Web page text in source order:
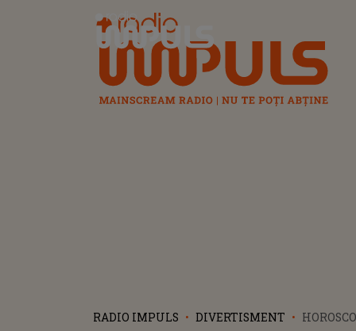
Radio Impuls
RADIO IMPULS DIVERTISMENT